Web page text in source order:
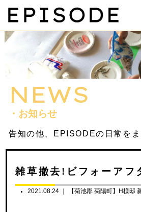
NEWS
・お知らせ
告知の他、EPISODEの日常をま
雑草撤去!ビフォーア
2021.08.24 ｜ 【菊池郡 菊陽町】H様邸